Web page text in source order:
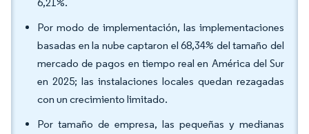
Por modo de implementación, las implementaciones
basadas en la nube captaron el 68,34% del tamaño del
mercado de pagos en tiempo real en América del Sur
en 2025; las instalaciones locales quedan rezagadas
con un crecimiento limitado.
Por tamaño de empresa, las pequeñas y medianas